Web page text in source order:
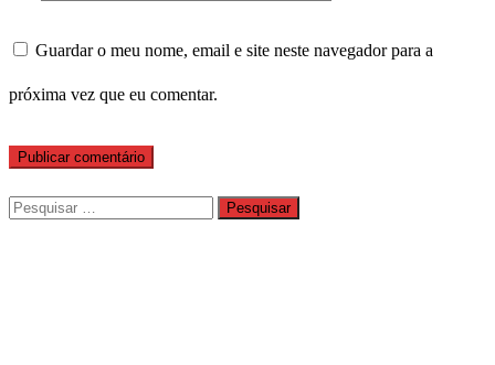
Guardar o meu nome, email e site neste navegador para a
próxima vez que eu comentar.
Pesquisar
por: